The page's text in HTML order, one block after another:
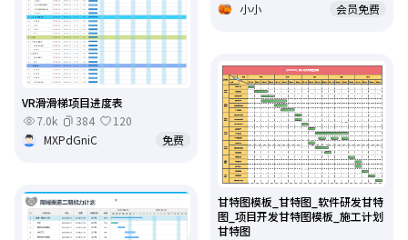
VR滑滑梯项目进度表
7.0k
384
120
MXPdGniC
免费
小小
会员免费
甘特图模板_甘特图_软件研发甘特
图_项目开发甘特图模板_施工计划
甘特图